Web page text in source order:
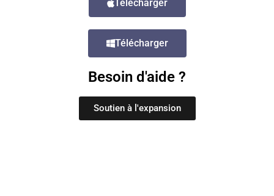
Télécharger
Télécharger
Besoin d'aide ?
Soutien à l'expansion